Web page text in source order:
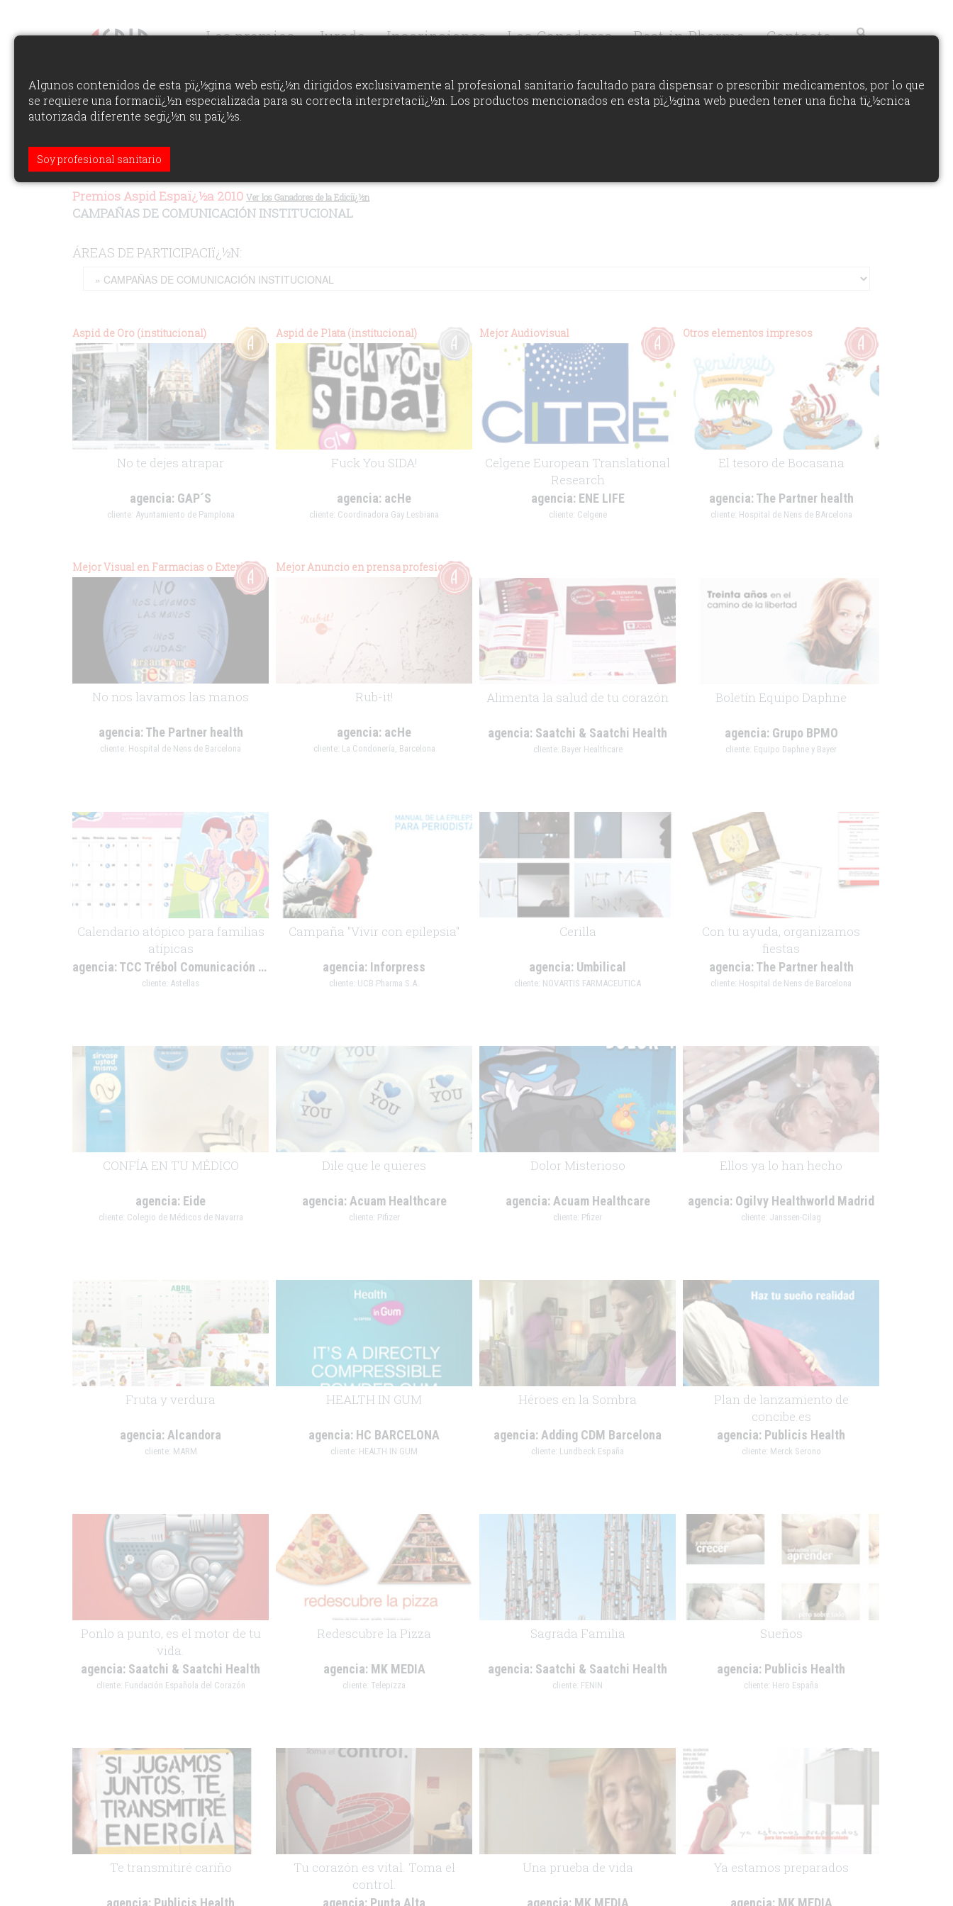
Los premios Jurado Inscripciones Los Ganadores Best in Pharma Contacto
Premios Aspid Espaï¿½a 2010 Ver los Ganadores de la Ediciï¿½n
CAMPAÑAS DE COMUNICACIÓN INSTITUCIONAL
ÁREAS DE PARTICIPACIï¿½N:
Aspid de Oro (institucional)
No te dejes atrapar
agencia: GAP´S
cliente: Ayuntamiento de Pamplona
Aspid de Plata (institucional)
Fuck You SIDA!
agencia: acHe
cliente: Coordinadora Gay Lesbiana
Mejor Audiovisual
Celgene European Translational
Research
agencia:ENE LIFE
cliente: Celgene
Otros elementos impresos
El tesoro de Bocasana
agencia:The Partner health
cliente: Hospital de Nens de BArcelona
Mejor Visual en Farmacias o Exterior
No nos lavamos las manos
agencia:The Partner health
cliente: Hospital de Nens de Barcelona
Mejor Anuncio en prensa profesional
Rub-it!
agencia: acHe
cliente: La Condonería, Barcelona
Alimenta la salud de tu corazón
agencia: Saatchi & Saatchi Health
cliente: Bayer Healthcare
Boletín Equipo Daphne
agencia:Grupo BPMO
cliente: Equipo Daphne y Bayer
Calendario atópico para familias
atípicas
agencia:TCC Trébol Comunicación y Creación
cliente: Astellas
Campaña "Vivir con epilepsia"
agencia: Inforpress
cliente: UCB Pharma S.A.
Cerilla
agencia: Umbilical
cliente: NOVARTIS FARMACEUTICA
Con tu ayuda, organizamos
fiestas
agencia:The Partner health
cliente: Hospital de Nens de Barcelona
CONFÍA EN TU MÉDICO
agencia: Eide
cliente: Colegio de Médicos de Navarra
Dile que le quieres
agencia:Acuam Healthcare
cliente: Pifizer
Dolor Misterioso
agencia:Acuam Healthcare
cliente: Pfizer
Ellos ya lo han hecho
agencia: Ogilvy Healthworld Madrid
cliente: Janssen-Cilag
Fruta y verdura
agencia:Alcandora
cliente: MARM
HEALTH IN GUM
agencia: HC BARCELONA
cliente: HEALTH IN GUM
Héroes en la Sombra
agencia:Adding CDM Barcelona
cliente: Lundbeck España
Plan de lanzamiento de
concibe.es
agencia: Publicis Health
cliente: Merck Serono
Ponlo a punto, es el motor de tu
vida.
agencia: Saatchi & Saatchi Health
cliente: Fundación Española del Corazón
Redescubre la Pizza
agencia:MK MEDIA
cliente: Telepizza
Sagrada Familia
agencia: Saatchi & Saatchi Health
cliente: FENIN
Sueños
agencia: Publicis Health
cliente: Hero España
Te transmitiré cariño
agencia: Publicis Health
Tu corazón es vital. Toma el
control.
agencia: Punta Alta
Una prueba de vida
agencia:MK MEDIA
Ya estamos preparados
agencia:MK MEDIA
Algunos contenidos de esta pï¿½gina web estï¿½n dirigidos exclusivamente al profesional sanitario facultado para dispensar o prescribir medicamentos, por lo que
se requiere una formaciï¿½n especializada para su correcta interpretaciï¿½n. Los productos mencionados en esta pï¿½gina web pueden tener una ficha tï¿½cnica
autorizada diferente segï¿½n su paï¿½s.
Soy profesional sanitario